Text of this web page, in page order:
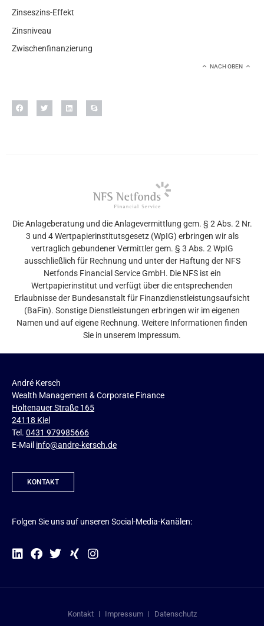
Zinseszins-Effekt
Zinsniveau
Zwischenfinanzierung
NACH OBEN
Die Anlageberatung und die Anlagevermittlung gem. § 2 Abs. 2 Nr.
3 und 4 Wertpapierinstitutsgesetz (WpIG) erbringen wir als
vertraglich gebundener Vermittler gem. § 3 Abs. 2 WpIG
ausschließlich für Rechnung und unter der Haftung der NFS
Netfonds Financial Service GmbH. Die NFS ist ein
Wertpapierinstitut und verfügt über die entsprechenden
Erlaubnisse der Bundesanstalt für Finanzdienstleistungsaufsicht
(BaFin). Sonstige Dienstleistungen erbringen wir im eigenen
Namen und auf eigene Rechnung. Weitere Informationen finden
Sie in unserem Impressum.
André Kersch
Wealth Management & Corporate Finance
Holtenauer Straße 165
24118 Kiel
Tel. 0431 979985666
E-Mail info@andre-kersch.de
KONTAKT
Folgen Sie uns auf unseren Social-Media-Kanälen:
Kontakt Impressum Datenschutz